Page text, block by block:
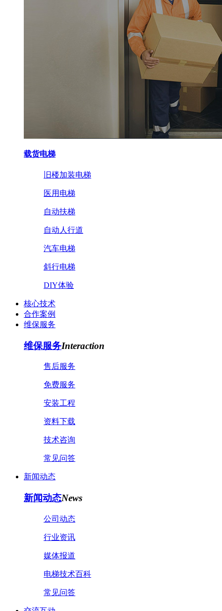
载货电梯
旧楼加装电梯
医用电梯
自动扶梯
自动人行道
汽车电梯
斜行电梯
DIY体验
核心技术
合作案例
维保服务
维保服务Interaction
售后服务
免费服务
安装工程
资料下载
技术咨询
常见问答
新闻动态
新闻动态News
公司动态
行业资讯
媒体报道
电梯技术百科
常见问答